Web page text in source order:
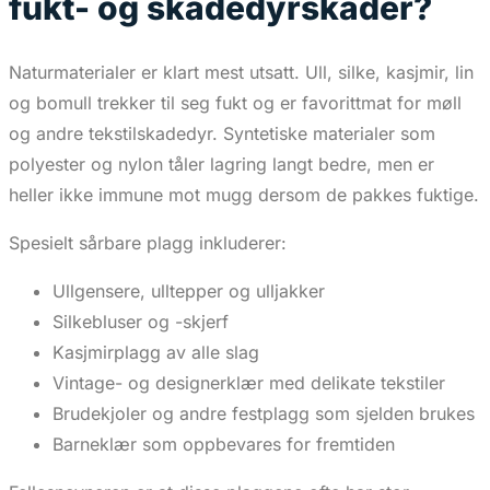
Naturmaterialer er klart mest utsatt. Ull, silke, kasjmir, lin
og bomull trekker til seg fukt og er favorittmat for møll
og andre tekstilskadedyr. Syntetiske materialer som
polyester og nylon tåler lagring langt bedre, men er
heller ikke immune mot mugg dersom de pakkes fuktige.
Spesielt sårbare plagg inkluderer:
Ullgensere, ulltepper og ulljakker
Silkebluser og -skjerf
Kasjmirplagg av alle slag
Vintage- og designerklær med delikate tekstiler
Brudekjoler og andre festplagg som sjelden brukes
Barneklær som oppbevares for fremtiden